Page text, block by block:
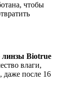
чтобы
линзы Biotrue
влаги,
даже после 16